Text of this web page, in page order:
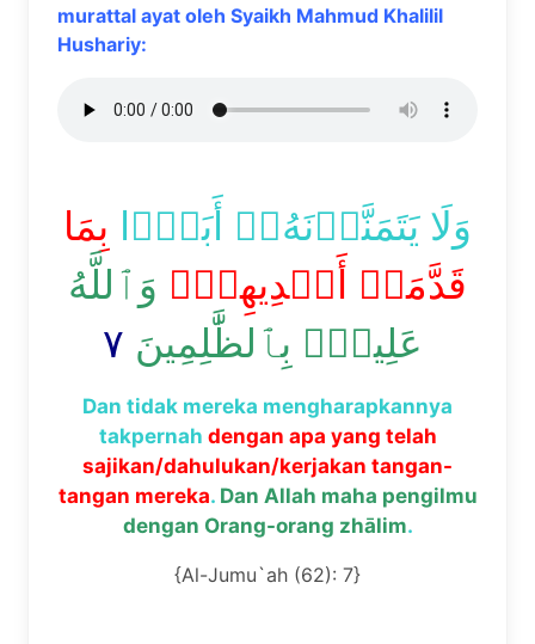
murattal ayat oleh Syaikh Mahmud Khalilil
Hushariy:
وَلَا يَتَمَنَّوۡنَهُۥٓ أَبَدَۢا بِمَا
قَدَّمَتۡ أَيۡدِيهِمۡۚ وَٱللَّهُ
عَلِيمُۢ بِٱلظَّٰلِمِينَ ٧
Dan tidak mereka mengharapkannya
takpernah dengan apa yang telah
sajikan/dahulukan/kerjakan tangan-
tangan mereka. Dan Allah maha pengilmu
dengan Orang-orang zhālim.
{Al-Jumu`ah (62): 7}